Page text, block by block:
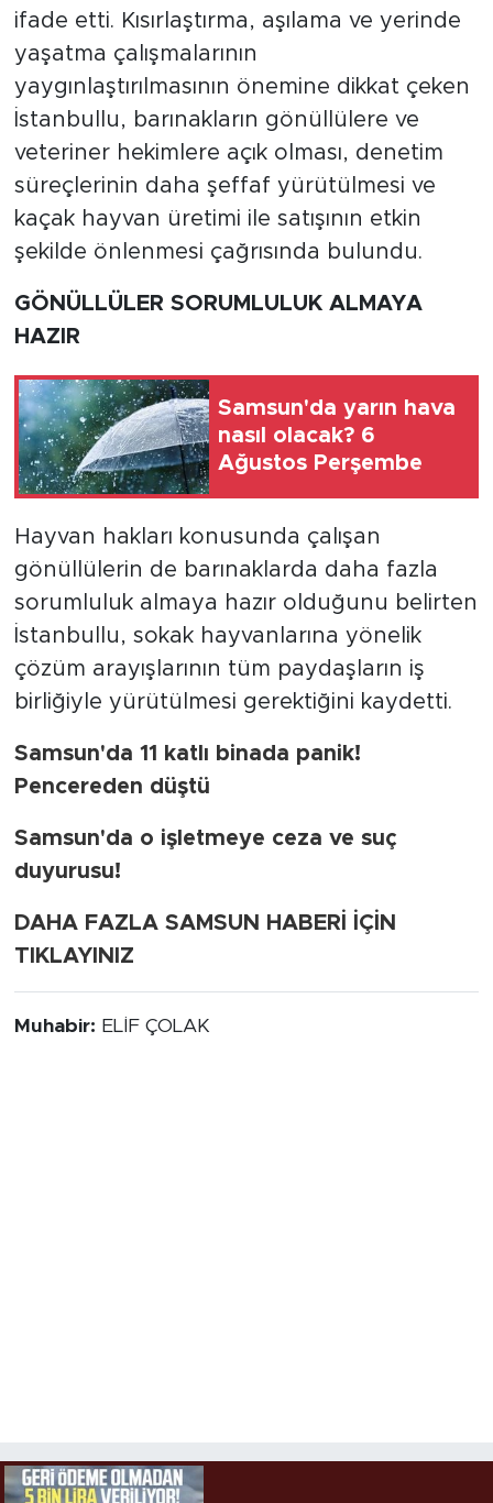
ifade etti. Kısırlaştırma, aşılama ve yerinde
yaşatma çalışmalarının
yaygınlaştırılmasının önemine dikkat çeken
İstanbullu, barınakların gönüllülere ve
veteriner hekimlere açık olması, denetim
süreçlerinin daha şeffaf yürütülmesi ve
kaçak hayvan üretimi ile satışının etkin
şekilde önlenmesi çağrısında bulundu.
GÖNÜLLÜLER SORUMLULUK ALMAYA
HAZIR
Samsun'da yarın hava
nasıl olacak? 6
Ağustos Perşembe
Hayvan hakları konusunda çalışan
gönüllülerin de barınaklarda daha fazla
sorumluluk almaya hazır olduğunu belirten
İstanbullu, sokak hayvanlarına yönelik
çözüm arayışlarının tüm paydaşların iş
birliğiyle yürütülmesi gerektiğini kaydetti.
Samsun'da 11 katlı binada panik!
Pencereden düştü
Samsun'da o işletmeye ceza ve suç
duyurusu!
DAHA FAZLA SAMSUN HABERİ İÇİN
TIKLAYINIZ
Muhabir: ELİF ÇOLAK